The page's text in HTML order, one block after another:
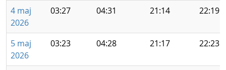
4 maj
2026
03:27 04:31 21:14 22:19
5 maj
2026
03:23 04:28 21:17 22:23